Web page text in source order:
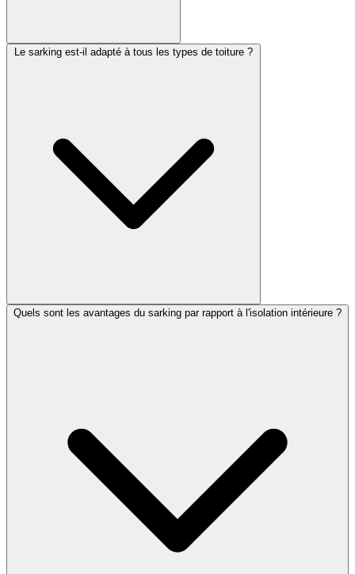
Le sarking est-il adapté à tous les types de toiture ?
Quels sont les avantages du sarking par rapport à l'isolation intérieure ?